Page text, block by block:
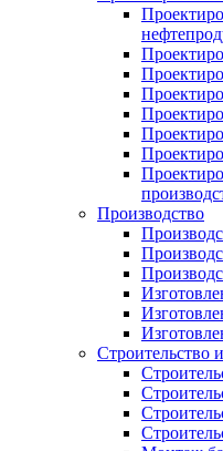
Производство
Строительство